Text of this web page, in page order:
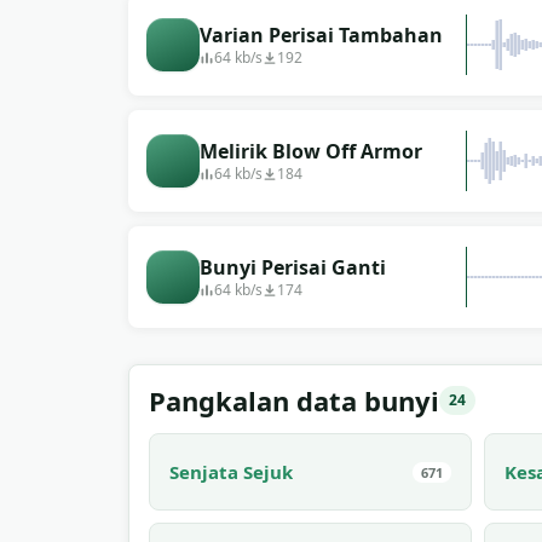
Varian Perisai Tambahan
64 kb/s 192
Melirik Blow Off Armor
64 kb/s 184
Bunyi Perisai Ganti
64 kb/s 174
Pangkalan data bunyi 24
Senjata Sejuk 671